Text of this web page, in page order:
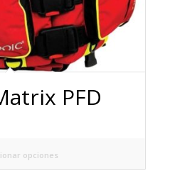
PFD
opciones